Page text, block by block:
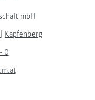
mbH
Kapfenberg
0